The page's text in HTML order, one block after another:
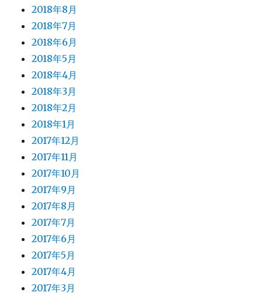
2018年8月
2018年7月
2018年6月
2018年5月
2018年4月
2018年3月
2018年2月
2018年1月
2017年12月
2017年11月
2017年10月
2017年9月
2017年8月
2017年7月
2017年6月
2017年5月
2017年4月
2017年3月